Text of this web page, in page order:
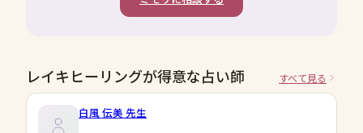
レイキヒーリングが得意な占い師 すべて見る
白風 伝美 先生